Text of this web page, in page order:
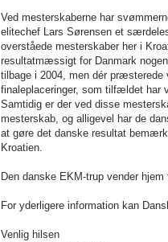
Ved mesterskaberne har
elitechef Lars Sørensen et
overståede mesterskaber her i
resultatmæssigt for Danmark
tilbage i 2004, men dér
finaleplaceringer, som tilfældet har
Samtidig er der ved disse
mesterskab, og alligevel har de
at gøre det danske resultat
Kroatien.
Den danske EKM-trup vender
For yderligere information kan
Venlig hilsen